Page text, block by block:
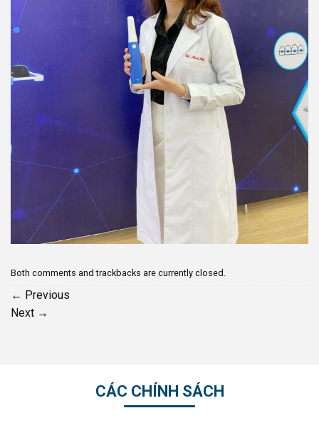
Both comments and trackbacks are currently closed.
← Previous
Next →
CÁC CHÍNH SÁCH